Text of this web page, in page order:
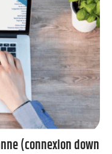
(connexion down